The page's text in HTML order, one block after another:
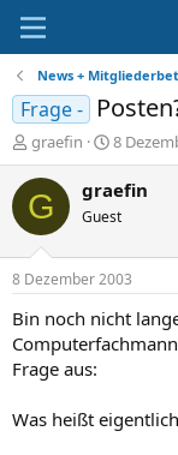
News +
Frage -
E
r
s
t
l
e
r
graefin
E
r
s
e
l
t
a
m
8
G graefin
Guest
8 Dezember 2003
Bin noch nicht
Frage aus:
Was heißt